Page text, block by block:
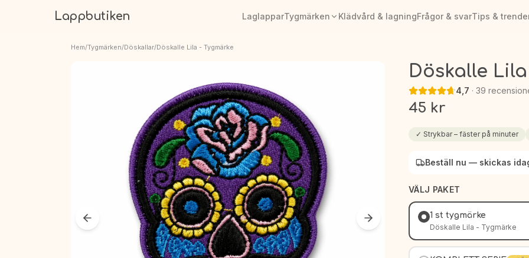
Lappbutiken LaglapparTygmärken Klädvård & lagningFrågor & svarTips &
Hem/Tygmärken/Döskallar/Döskalle Lila - Tygmärke
Döskalle
4,7 · 39
45 kr
✓ Strykbar – fäster på minuter
Beställ nu — skickas
VÄLJ PAKET
1 st tygmärke
Döskalle Lila - Tygmärke